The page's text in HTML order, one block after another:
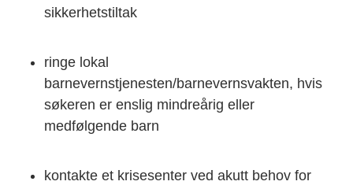
sikkerhetstiltak
ringe lokal
barnevernstjenesten/barnevernsvakten, hvis
søkeren er enslig mindreårig eller
medfølgende barn
kontakte et krisesenter ved akutt behov for